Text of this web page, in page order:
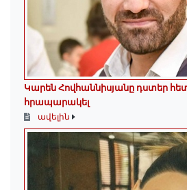
Կարեն Հովհաննիսյանը դստեր
հրապարակել
ավելին